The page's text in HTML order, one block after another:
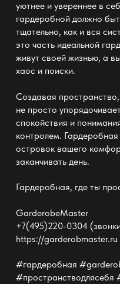
уютнее и увереннее в
гардеробной должно
тщательно, как и вся
это часть идеальной
живут своей жизнью, а
хаос и поиски.
Создавая пространство
не просто
спокойствия и
контролем.
островок вашего
заканчивать день.
Гардеробная, где ты
GarderobeMaster
+7(495)220-0304
https://garderobmaster.ru
#гардеробная
#пространстводлясебя